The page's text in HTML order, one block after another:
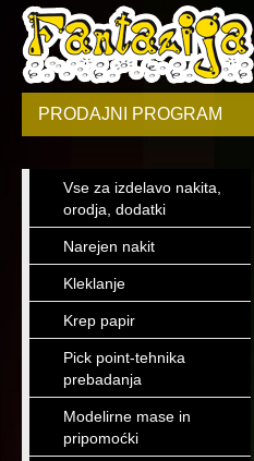
PRODAJNI PROGRAM
Vse za izdelavo nakita,
orodja, dodatki
Narejen nakit
Kleklanje
Krep papir
Pick point-tehnika
prebadanja
Modelirne mase in
pripomoćki